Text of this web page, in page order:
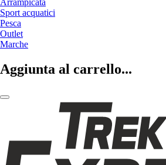
Arrampicata
Sport acquatici
Pesca
Outlet
Marche
Aggiunta al carrello...